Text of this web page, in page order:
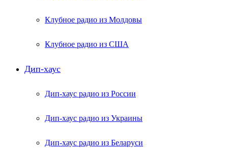
Клубное радио из Молдовы
Клубное радио из США
Дип-хаус
Дип-хаус радио из России
Дип-хаус радио из Украины
Дип-хаус радио из Беларуси